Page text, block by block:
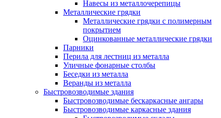
Навесы из металлочерепицы
Металлические грядки
Металлические грядки с полимерным
покрытием
Оцинкованные металлические грядки
Парники
Перила для лестниц из металла
Уличные фонарные столбы
Беседки из металла
Веранды из металла
Быстровозводимые здания
Быстровозводимые бескаркасные ангары
Быстровозводимые каркасные здания